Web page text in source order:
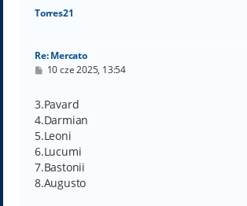
Torres21
Re: Mercato
P
t
10 cze 2025, 13:54
3.Pavard
4.Darmian
5.Leoni
6.Lucumi
7.Bastonii
8.Augusto